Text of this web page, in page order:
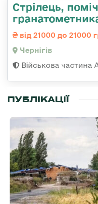
Стрілець,
від 21000 до 21000
Чернігів
Військова частина
ПУБЛІКАЦІЇ